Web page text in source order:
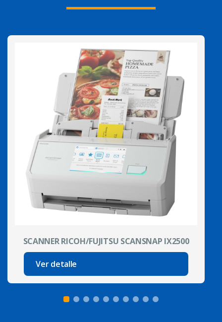
SCANNER RICOH/FUJITSU SCANSNAP IX2500
Ver detalle